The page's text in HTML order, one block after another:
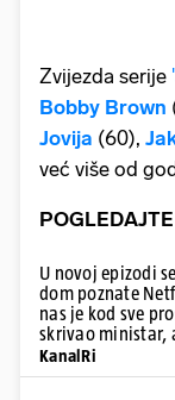
Zvijezda serije
Bobby Brown
Jovija (60),
već više od
U novoj epizodi
dom poznate
nas je kod sve
skrivao ministar,
KanalRi